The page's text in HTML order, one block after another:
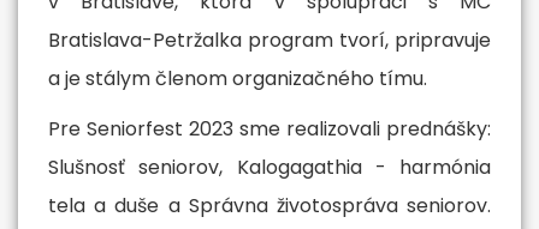
Bratislava-Petržalka program tvorí, pripravuje
a je stálym členom organizačného tímu.
Pre Seniorfest 2023 sme realizovali prednášky:
Slušnosť seniorov, Kalogagathia - harmónia
tela a duše a Správna životospráva seniorov.